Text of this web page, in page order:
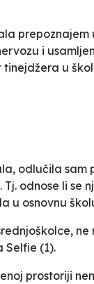
prepoznajem
i
u
odlučila sam
odnose li se
u osnovnu
Selfie (1).
prostoriji